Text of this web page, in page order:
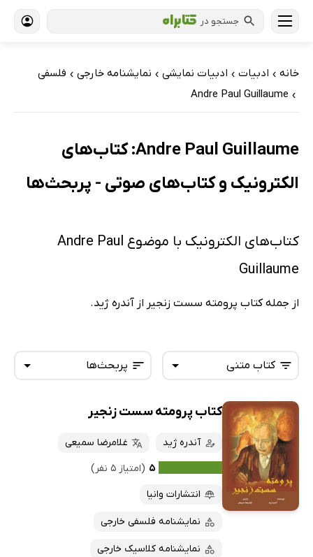
جستجو در
خانه › ادبیات › ادبیات نمایشی › نمایشنامه خارجی › فلسفی
›
Andre Paul Guillaume
Andre Paul Guillaume: کتاب‌های
الکترونیک و کتاب‌های صوتی - پربحث‌ها
کتاب‌های الکترونیک با موضوع Andre Paul
Guillaume
از جمله کتاب پرومته سست زنجیر از آندره ژید.
پربحث‌ها
تازه‌ها
داغ‌ترین‌ها
پرفروش‌ها
ارزان ترین‌ها
کتاب متنی
همه کتاب‌ها
کتاب‌های صوتی
کتاب‌های متنی
کتاب پرومته سست زنجیر
آندره ژید
غلامرضا سمیعی
۵ (امتیاز ۵ نفر)
انتشارات وانیا
نمایشنامه فلسفی خارجی
نمایشنامه کلاسیک خارجی